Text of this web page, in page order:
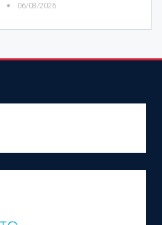
06/08/2026